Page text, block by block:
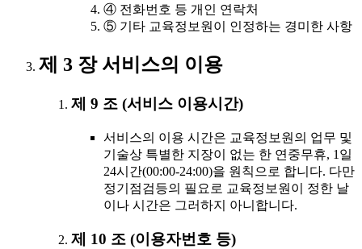
④ 전화번호 등 개인 연락처
⑤ 기타 교육정보원이 인정하는 경미한 사항
제 3 장 서비스의 이용
제 9 조 (서비스 이용시간)
서비스의 이용 시간은 교육정보원의 업무 및
기술상 특별한 지장이 없는 한 연중무휴, 1일
24시간(00:00-24:00)을 원칙으로 합니다. 다만
정기점검등의 필요로 교육정보원이 정한 날
이나 시간은 그러하지 아니합니다.
제 10 조 (이용자번호 등)